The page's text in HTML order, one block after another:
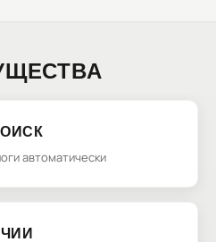
автоматически